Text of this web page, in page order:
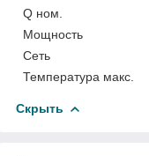
Q ном.
Мощность
Сеть
Температура макс.
Скрыть